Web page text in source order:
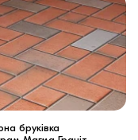
бруківка